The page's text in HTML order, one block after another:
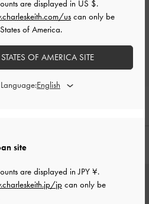
what you think
ューを書く
のアイテム
site
are displayed inJPY ¥.
jpcan only be
are displayed in US $.
uscan only be
of America.
OF AMERICA SITE